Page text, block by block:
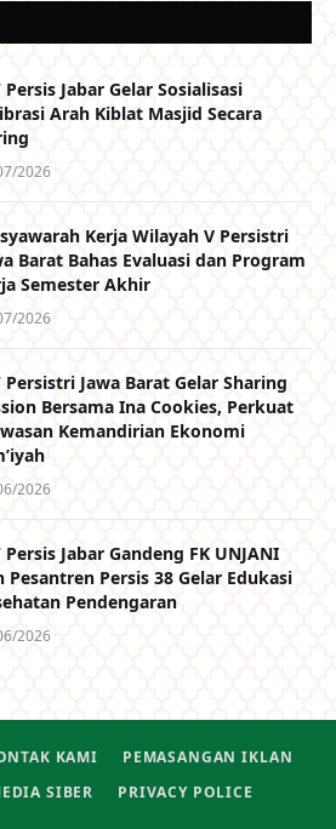
Persis Jabar Gelar Sosialisasi
Arah Kiblat Masjid Secara
2026
Kerja Wilayah V Persistri
Barat Bahas Evaluasi dan Program
Semester Akhir
2026
Persistri Jawa Barat Gelar Sharing
Bersama Ina Cookies, Perkuat
Kemandirian Ekonomi
2026
Persis Jabar Gandeng FK UNJANI
Pesantren Persis 38 Gelar Edukasi
Pendengaran
2026
KAMI
PEMASANGAN IKLAN
SIBER
PRIVACY POLICE